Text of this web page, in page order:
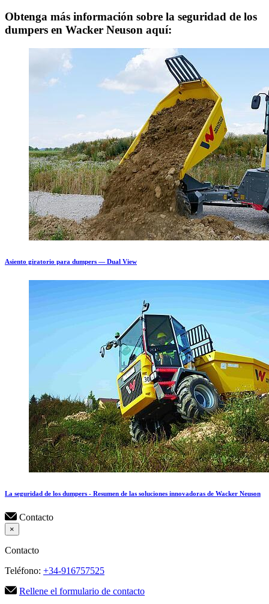
Obtenga más información sobre la seguridad de los
dumpers en Wacker Neuson aquí:
Asiento giratorio para dumpers — Dual View
La seguridad de los dumpers - Resumen de las soluciones innovadoras de Wacker Neuson
Contacto
×
Contacto
Teléfono: +34-916757525
Rellene el formulario de contacto